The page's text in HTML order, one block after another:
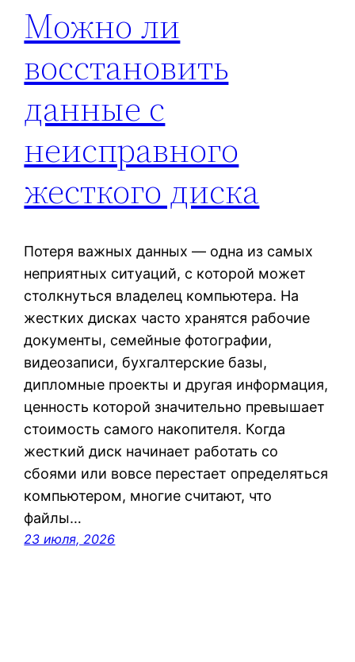
Можно ли
восстановить
данные с
неисправного
жесткого диска
Потеря важных данных — одна из самых
неприятных ситуаций, с которой может
столкнуться владелец компьютера. На
жестких дисках часто хранятся рабочие
документы, семейные фотографии,
видеозаписи, бухгалтерские базы,
дипломные проекты и другая информация,
ценность которой значительно превышает
стоимость самого накопителя. Когда
жесткий диск начинает работать со
сбоями или вовсе перестает определяться
компьютером, многие считают, что
файлы…
23 июля, 2026